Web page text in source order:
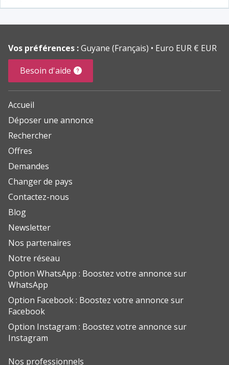
Vos préférences :Guyane (Français)
Euro EUR € EUR
Besoin d'aide
Accueil
Déposer une annonce
Rechercher
Offres
Demandes
Changer de pays
Contactez-nous
Blog
Newsletter
Nos partenaires
Notre réseau
Option WhatsApp : Boostez votre annonce sur
WhatsApp
Option Facebook : Boostez votre annonce sur
Facebook
Option Instagram : Boostez votre annonce sur
Instagram
Nos professionnels